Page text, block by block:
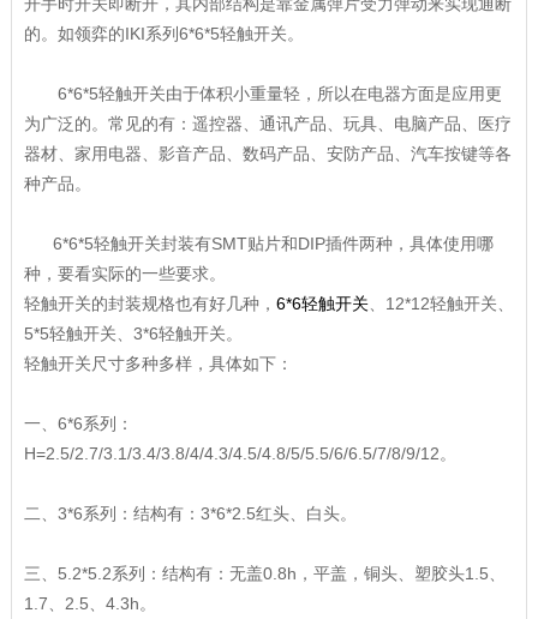
的。如领弈的IKI系列6*6*5轻触开关。
6*6*5轻触开关由于体积小重量轻，所以在电器方面是应用更
为广泛的。常见的有：遥控器、通讯产品、玩具、电脑产品、医疗
器材、家用电器、影音产品、数码产品、安防产品、汽车按键等各
种产品。
6*6*5轻触开关封装有SMT贴片和DIP插件两种，具体使用哪
种，要看实际的一些要求。
轻触开关的封装规格也有好几种， 6*6轻触开关、12*12轻触开关、
5*5轻触开关、3*6轻触开关。
轻触开关尺寸多种多样，具体如下：
一、6*6系列：
H=2.5/2.7/3.1/3.4/3.8/4/4.3/4.5/4.8/5/5.5/6/6.5/7/8/9/12。
二、3*6系列：结构有：3*6*2.5红头、白头。
三、5.2*5.2系列：结构有：无盖0.8h，平盖，铜头、塑胶头1.5、
1.7、2.5、4.3h。